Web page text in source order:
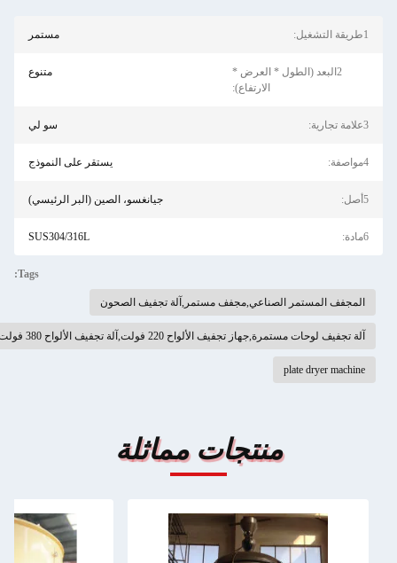
مستمر
2البعد (الطول * العرض *
الارتفاع):
متنوع
سو لي
يستقر على النموذج
جيانغسو، الصين (البر الرئيسي)
SUS304/316L
Tags:
المجفف المستمر الصناعي,مجفف مستمر,آلة تجفيف الصحون
آلة تجفيف لوحات مستمرة,جهاز تجفيف الألواح 220 فولت,آلة تجفيف الألواح 380 فولت
plate dryer machine
منتجات مماثلة